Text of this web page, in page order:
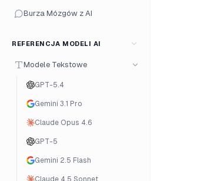
Burza Mózgów z AI
REFERENCJA MODELI AI
Modele Tekstowe
GPT-5.4
Gemini 3.1 Pro
Claude Opus 4.6
GPT-5
Gemini 2.5 Flash
Claude 4.5 Sonnet